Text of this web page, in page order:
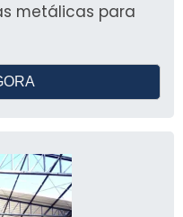
metálicas para